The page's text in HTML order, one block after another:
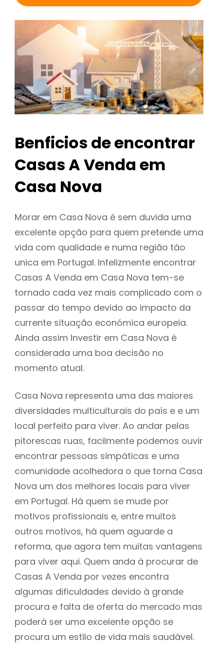
Benficios de encontrar
Casas A Venda em
Casa Nova
Morar em Casa Nova é sem duvida uma
excelente opção para quem pretende uma
vida com qualidade e numa região táo
unica em Portugal. Infelizmente encontrar
Casas A Venda em Casa Nova tem-se
tornado cada vez mais complicado com o
passar do tempo devido ao impacto da
currente situação económica europeia.
Ainda assim Investir em Casa Nova é
considerada uma boa decisão no
momento atual.
Casa Nova representa uma das maiores
diversidades multiculturais do país e e um
local perfeito para viver. Ao andar pelas
pitorescas ruas, facilmente podemos ouvir
encontrar pessoas simpáticas e uma
comunidade acolhedora o que torna Casa
Nova um dos melhores locais para viver
em Portugal. Há quem se mude por
motivos profissionais e, entre muitos
outros motivos, há quem aguarde a
reforma, que agora tem muitas vantagens
para viver aqui. Quem anda à procurar de
Casas A Venda por vezes encontra
algumas dificuldades devido à grande
procura e falta de oferta do mercado mas
poderá ser uma excelente opção se
procura um estilo de vida mais saudável.